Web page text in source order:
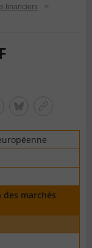
financiers
>
lien
marchés